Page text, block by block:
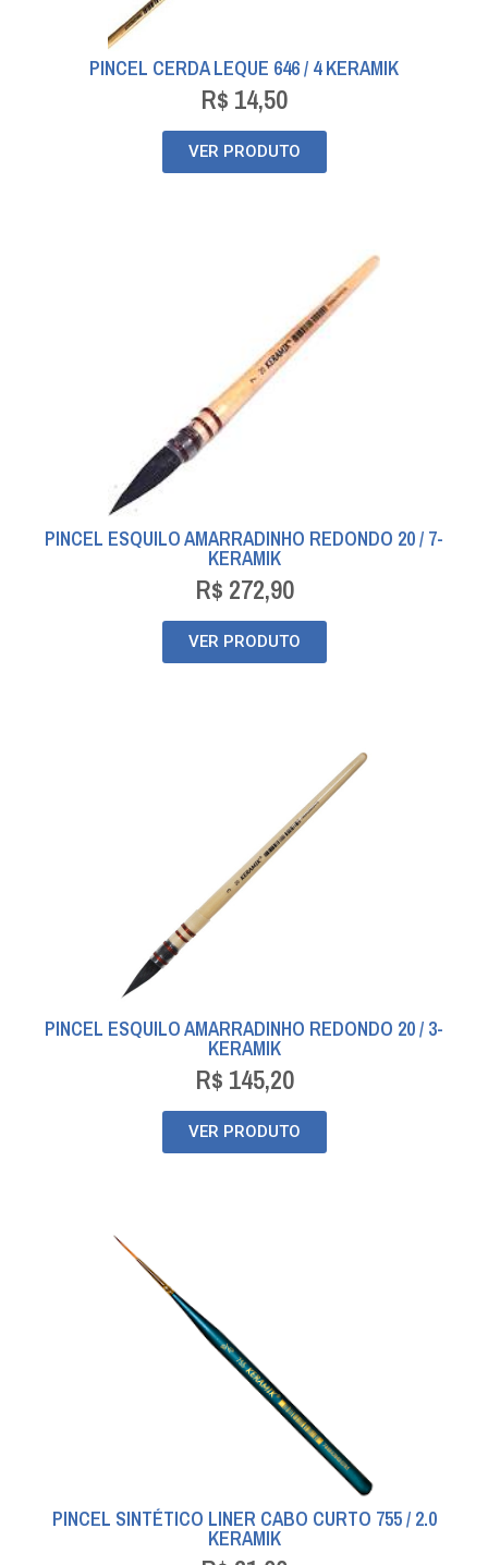
PINCEL CERDA LEQUE 646 / 4 KERAMIK
R$ 14,50
VER PRODUTO
PINCEL ESQUILO AMARRADINHO REDONDO 20 / 7-
KERAMIK
R$ 272,90
VER PRODUTO
PINCEL ESQUILO AMARRADINHO REDONDO 20 / 3-
KERAMIK
R$ 145,20
VER PRODUTO
PINCEL SINTÉTICO LINER CABO CURTO 755 / 2.0
KERAMIK